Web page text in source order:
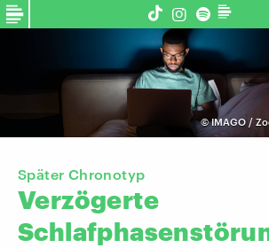
©IMAGO /
Später Chronotyp
Verzögerte